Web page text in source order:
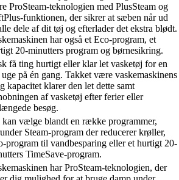
ProSteam-teknologien med PlusSteam og
funktionen, der sikrer at sæben når ud
dele af dit tøj og efterlader det ekstra blødt.
har også et Eco-program, et
20-minutters program og børnesikring.
få ting hurtigt eller klar let vasketøj for en
på én gang. Takket være vaskemaskinens
kapacitet klarer den let dette samt
af vasketøj efter ferier eller
besøg.
vælge blandt en række programmer,
Steam-program der reducerer krøller,
program til vandbesparing eller et hurtigt 20-
TimeSave-program.
har ProSteam-teknologien, der